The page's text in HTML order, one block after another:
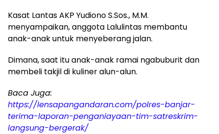
Kasat Lantas AKP Yudiono S.Sos., M.M.
menyampaikan, anggota Lalulintas membantu
anak-anak untuk menyeberang jalan.
Dimana, saat itu anak-anak ramai ngabuburit dan
membeli takjil di kuliner alun-alun.
Baca Juga:
https://lensapangandaran.com/polres-banjar-
terima-laporan-penganiayaan-tim-satreskrim-
langsung-bergerak/